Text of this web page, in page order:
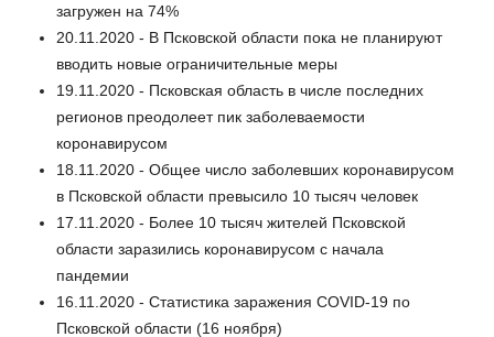
загружен на 74%
20.11.2020 - В Псковской области пока не планируют
вводить новые ограничительные меры
19.11.2020 - Псковская область в числе последних
регионов преодолеет пик заболеваемости
коронавирусом
18.11.2020 - Общее число заболевших коронавирусом
в Псковской области превысило 10 тысяч человек
17.11.2020 - Более 10 тысяч жителей Псковской
области заразились коронавирусом с начала
пандемии
16.11.2020 - Статистика заражения COVID-19 по
Псковской области (16 ноября)